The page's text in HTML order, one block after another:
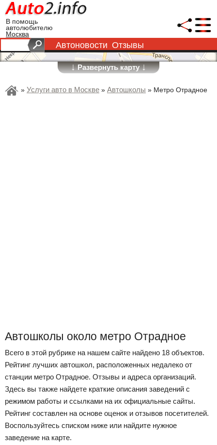
В помощь
автолюбителю
Москва
Автоновости Отзывы
↓Развернуть карту↓
» Услуги авто в Москве » Автошколы » Метро Отрадное
Автошколы около метро Отрадное
Всего в этой рубрике на нашем сайте найдено 18 объектов.
Рейтинг лучших автошкол, расположенных недалеко от
станции метро Отрадное. Отзывы и адреса организаций.
Здесь вы также найдете краткие описания заведений с
режимом работы и ссылками на их официальные сайты.
Рейтинг составлен на основе оценок и отзывов посетителей.
Воспользуйтесь списком ниже или найдите нужное
заведение на карте.